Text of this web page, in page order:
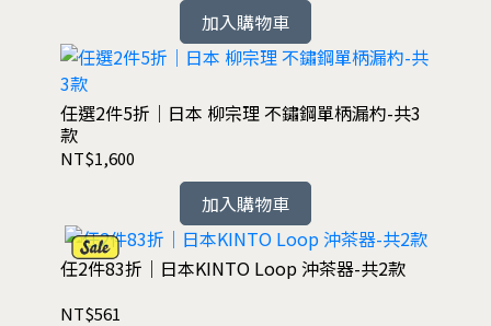
加入購物車
任選2件5折｜日本 柳宗理 不鏽鋼單柄漏杓-共3
款
NT$1,600
加入購物車
任2件83折｜日本KINTO Loop 沖茶器-共2款
NT$561